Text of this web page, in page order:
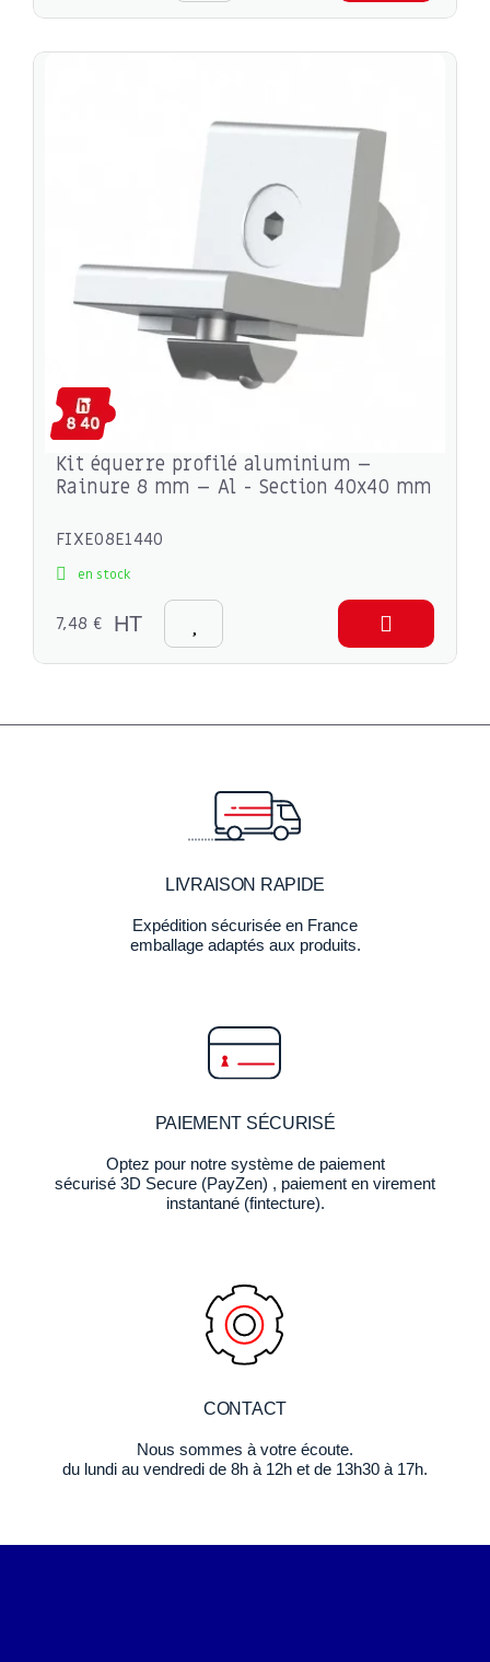
Kit équerre profilé aluminium –
Rainure 8 mm – Al - Section 40x40 mm
FIXE08E1440
en stock
7,48 € HT
LIVRAISON RAPIDE
Expédition sécurisée en France
emballage adaptés aux produits.
PAIEMENT SÉCURISÉ
Optez pour notre système de paiement
sécurisé 3D Secure (PayZen) , paiement en virement
instantané (fintecture).
CONTACT
Nous sommes à votre écoute.
du lundi au vendredi de 8h à 12h et de 13h30 à 17h.